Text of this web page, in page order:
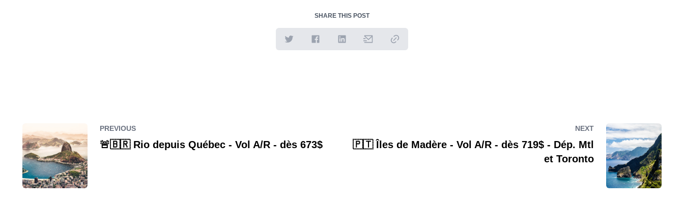
SHARE THIS POST
PREVIOUS
🚨🇧🇷 Rio depuis Québec - Vol A/R - dès 673$
NEXT
🇵🇹 Îles de Madère - Vol A/R - dès 719$ - Dép. Mtl
et Toronto